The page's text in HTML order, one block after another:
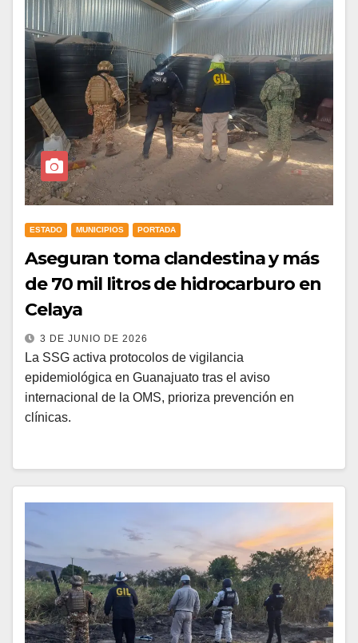
ESTADO MUNICIPIOS PORTADA
Aseguran toma clandestina y más
de 70 mil litros de hidrocarburo en
Celaya
3 DE JUNIO DE 2026
La SSG activa protocolos de vigilancia
epidemiológica en Guanajuato tras el aviso
internacional de la OMS, prioriza prevención en
clínicas.